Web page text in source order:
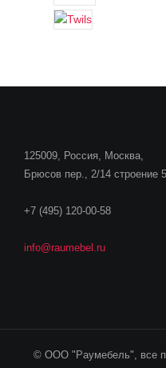
125009, Россия, Москва,
Брюсов пер., 2/14 строение 5
+7 (495) 120-00-58
info@raumebel.ru
© ООО "Раумебель", все